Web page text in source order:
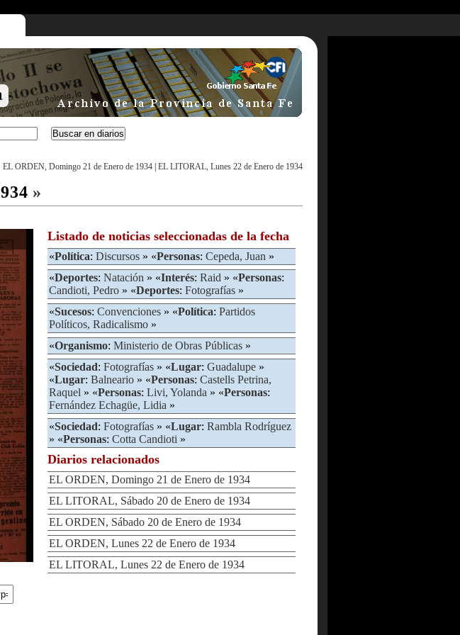
EL ORDEN, Domingo 21 de Enero de 1934 EL LITORAL, Lunes 22 de Enero de 1934
»
Listado de noticias seleccionadas de la fecha
«Política: Discursos » «Personas: Cepeda, Juan »
«Deportes: Natación » «Interés: Raid » «Personas:
Candioti, Pedro » «Deportes: Fotografías »
«Sucesos: Convenciones » «Política: Partidos
Políticos, Radicalismo »
«Organismo: Ministerio de Obras Públicas »
«Sociedad: Fotografías » «Lugar: Guadalupe »
«Lugar: Balneario » «Personas: Castells Petrina,
Raquel » «Personas: Livi, Yolanda » «Personas:
Fernández Echagüe, Lidia »
«Sociedad: Fotografías » «Lugar: Rambla Rodríguez
» «Personas: Cotta Candioti »
Diarios relacionados
EL ORDEN, Domingo 21 de Enero de 1934
EL LITORAL, Sábado 20 de Enero de 1934
EL ORDEN, Sábado 20 de Enero de 1934
EL ORDEN, Lunes 22 de Enero de 1934
EL LITORAL, Lunes 22 de Enero de 1934